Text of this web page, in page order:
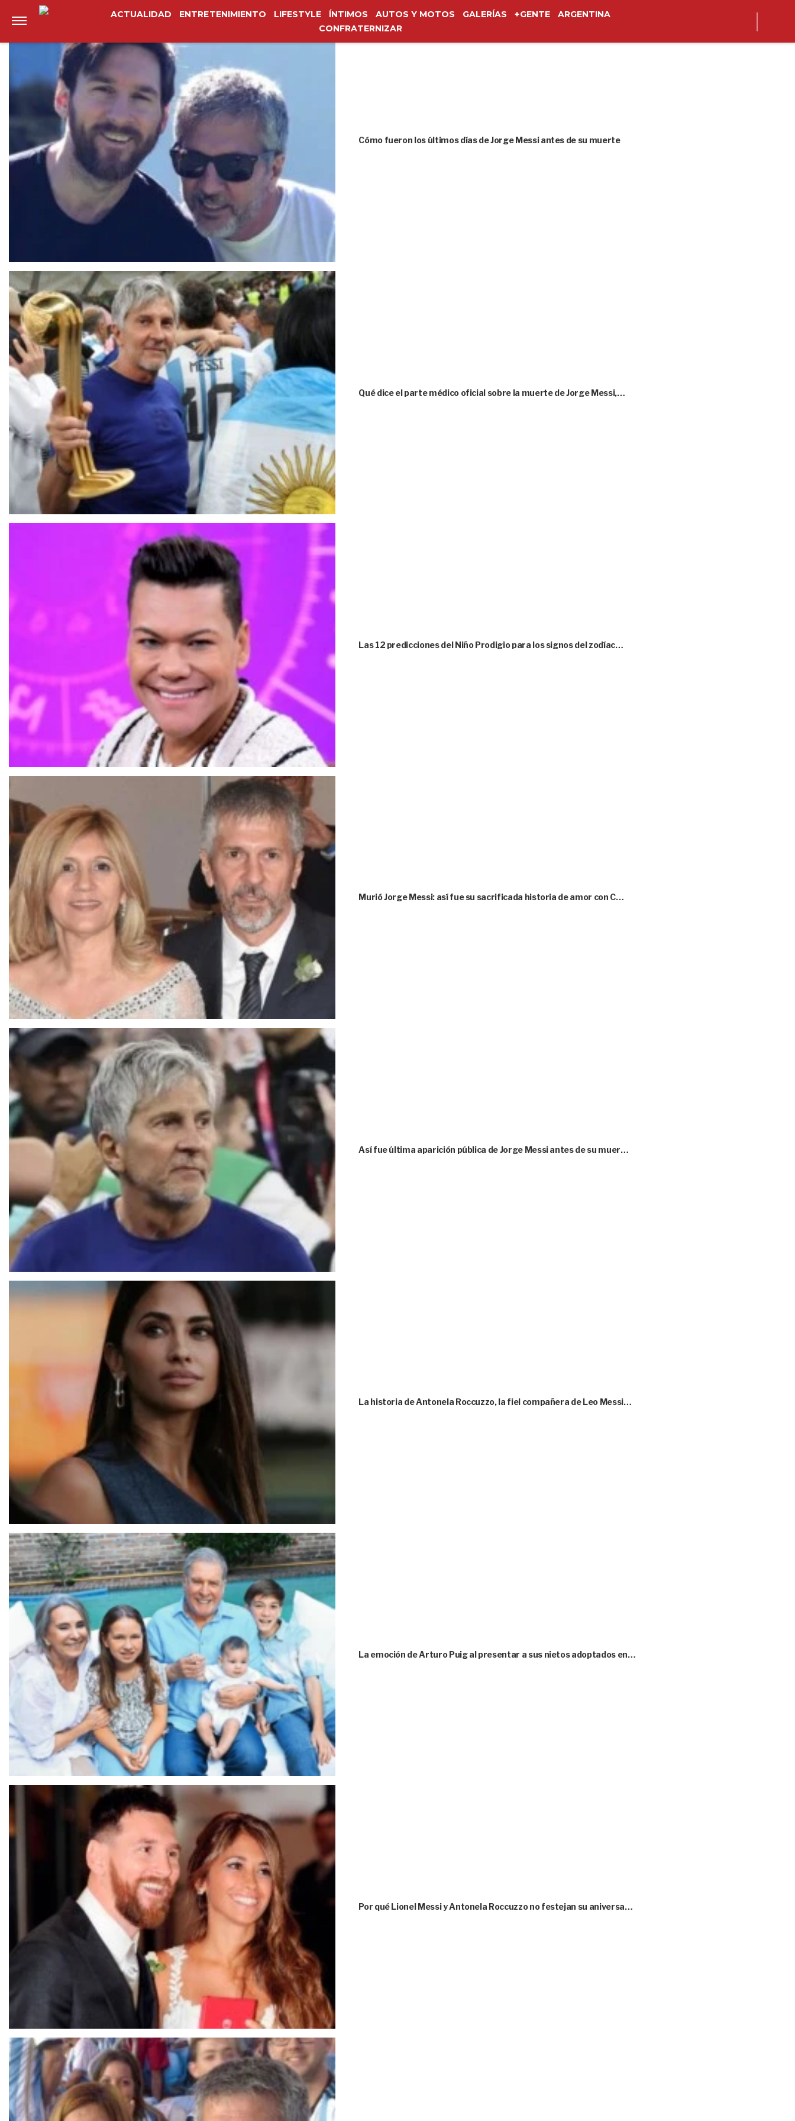
ACTUALIDAD ENTRETENIMIENTO LIFESTYLE ÍNTIMOS AUTOS Y MOTOS GALERÍAS +GENTE
ARGENTINA
CONFRATERNIZAR
Anterior
Cómo fueron los últimos días de Jorge Messi antes de su muerte
Qué dice el parte médico oficial sobre la muerte de Jorge Messi,…
Las 12 predicciones del Niño Prodigio para los signos del zodíac…
Murió Jorge Messi: así fue su sacrificada historia de amor con C…
Así fue última aparición pública de Jorge Messi antes de su muer…
La historia de Antonela Roccuzzo, la fiel compañera de Leo Messi…
La emoción de Arturo Puig al presentar a sus nietos adoptados en…
Por qué Lionel Messi y Antonela Roccuzzo no festejan su aniversa…
Siguiente